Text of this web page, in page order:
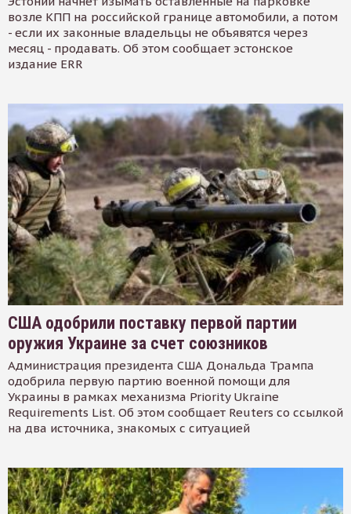
возле КПП на российской границе автомобили, а потом
- если их законные владельцы не объявятся через
месяц - продавать. Об этом сообщает эстонское
издание ERR
США одобрили поставку первой партии
оружия Украине за счет союзников
Администрация президента США Дональда Трампа
одобрила первую партию военной помощи для
Украины в рамках механизма Priority Ukraine
Requirements List. Об этом сообщает Reuters со ссылкой
на два источника, знакомых с ситуацией